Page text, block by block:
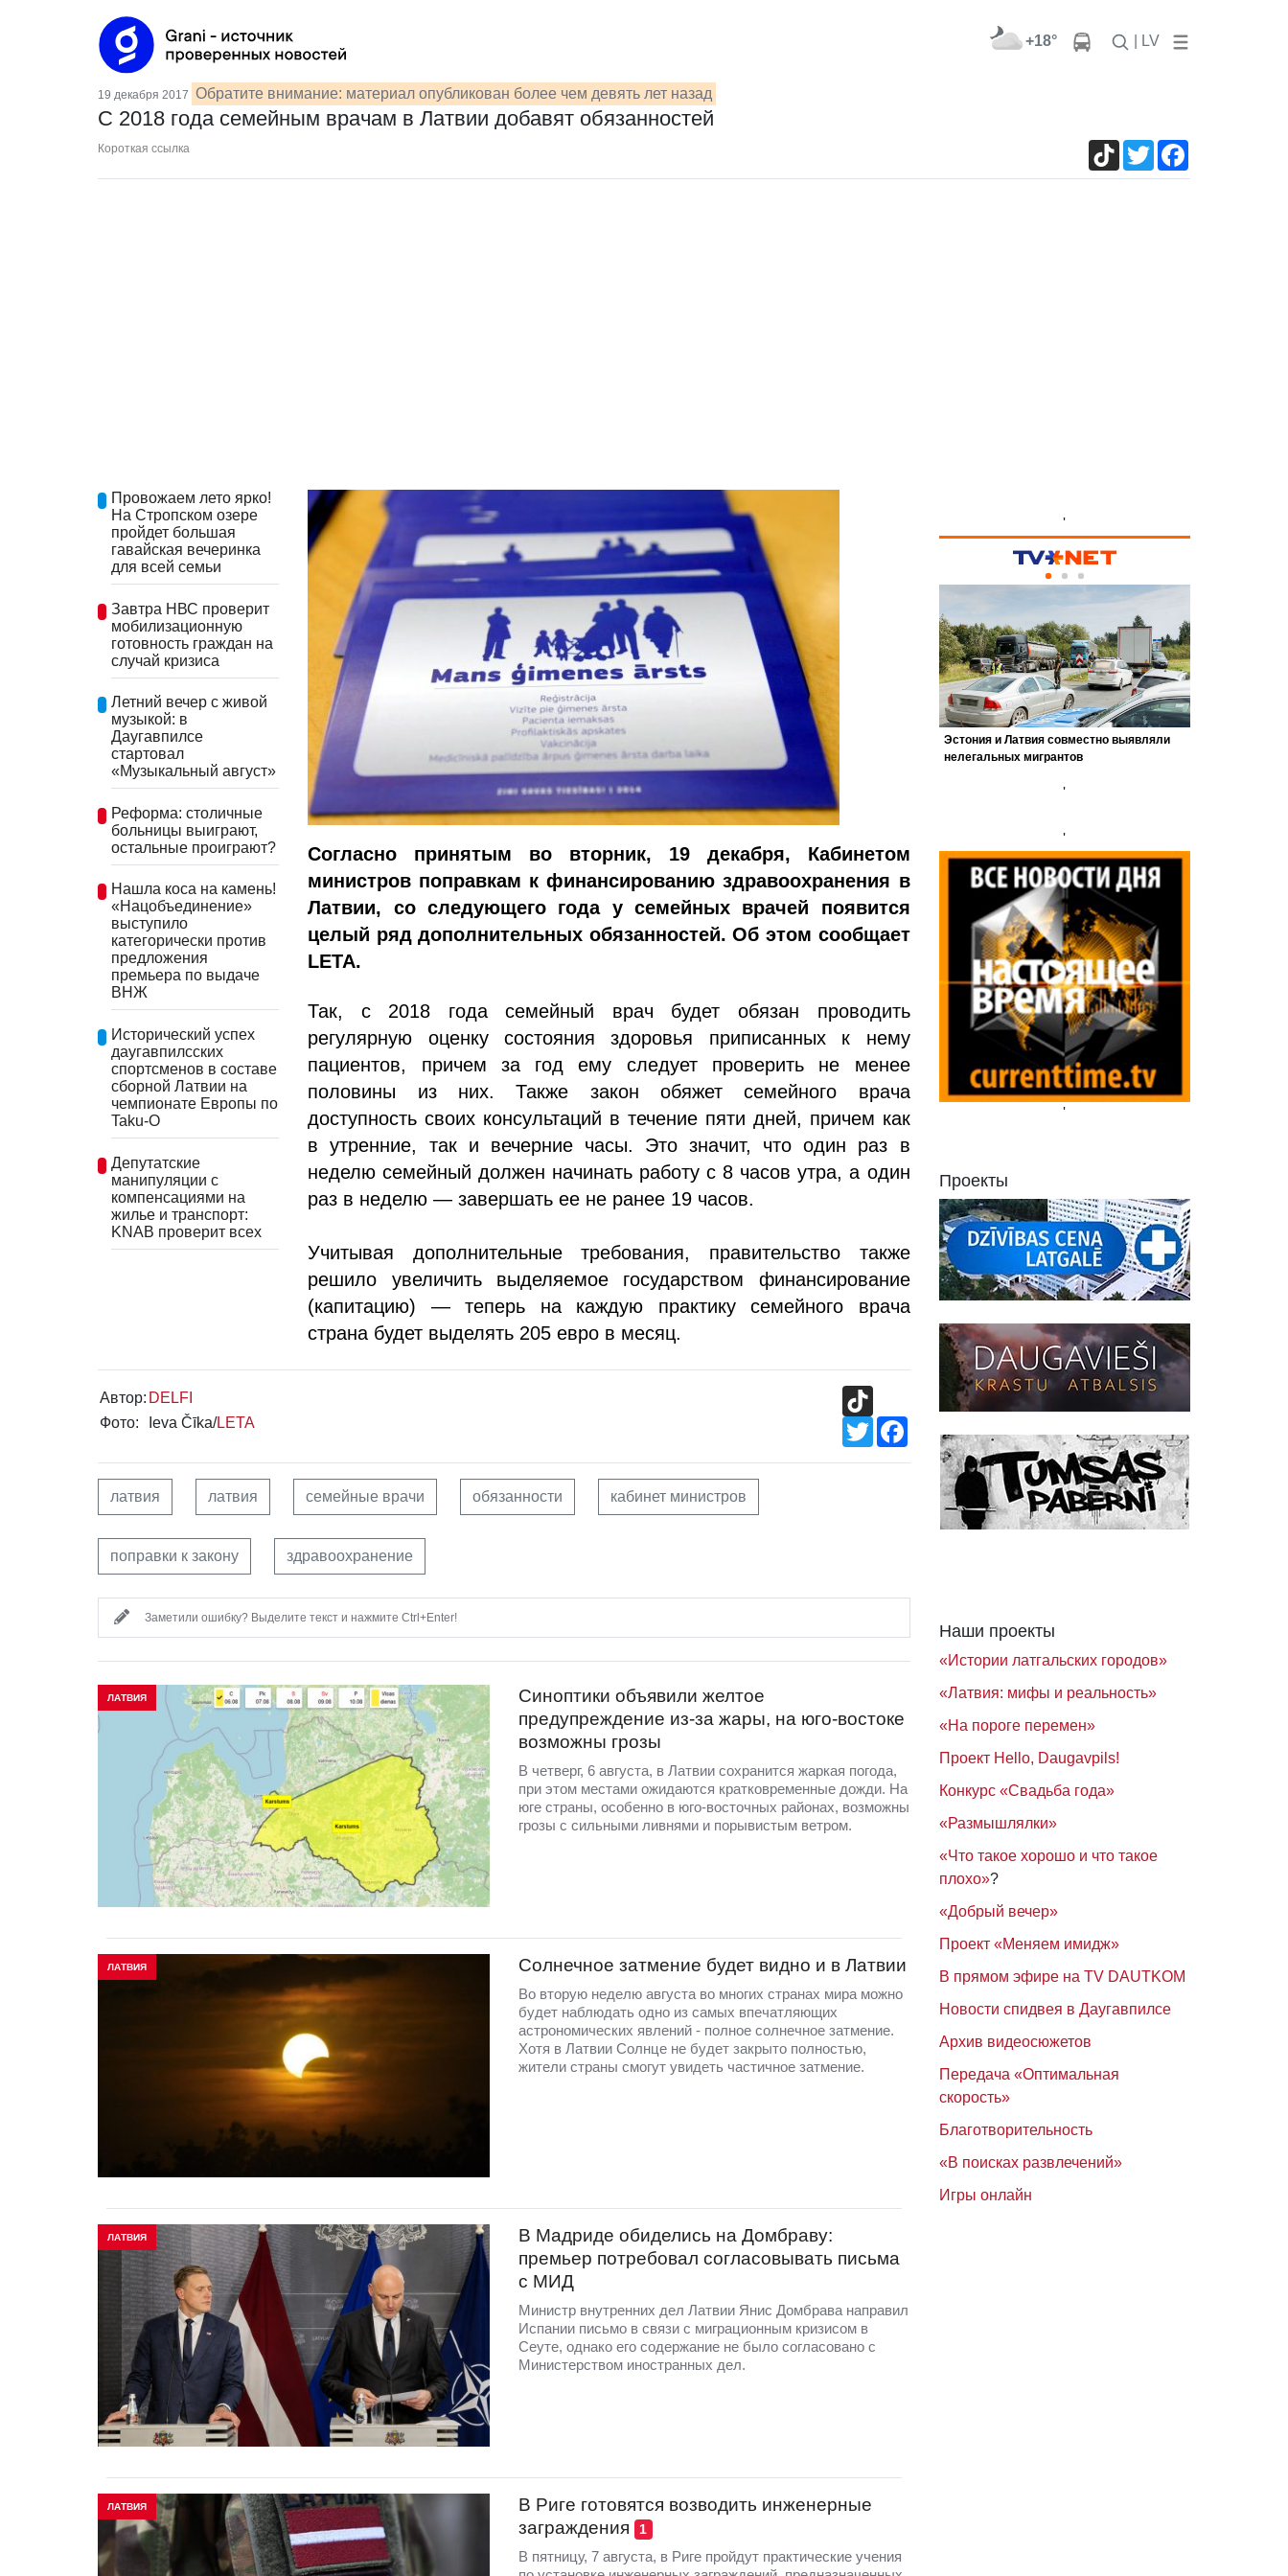
+18° | LV
19 декабря 2017 Обратите внимание: материал опубликован более чем девять лет назад
С 2018 года семейным врачам в Латвии добавят обязанностей
Короткая ссылка TikTokTwitter
Провожаем лето ярко!
На Стропском озере
пройдет большая
гавайская вечеринка
для всей семьи
Завтра НВС проверит
мобилизационную
готовность граждан на
случай кризиса
Летний вечер с живой
музыкой: в
Даугавпилсе
стартовал
«Музыкальный август»
Реформа: столичные
больницы выиграют,
остальные проиграют?
Нашла коса на камень!
«Нацобъединение»
выступило
категорически против
предложения
премьера по выдаче
ВНЖ
Исторический успех
даугавпилсских
спортсменов в составе
сборной Латвии на
чемпионате Европы по
Taku-O
Депутатские
манипуляции с
компенсациями на
жилье и транспорт:
KNAB проверит всех
Согласно принятым во вторник, 19 декабря, Кабинетом
министров поправкам к финансированию здравоохранения в
Латвии, со следующего года у семейных врачей появится
целый ряд дополнительных обязанностей. Об этом сообщает
LETA.
Так, с 2018 года семейный врач будет обязан проводить
регулярную оценку состояния здоровья приписанных к нему
пациентов, причем за год ему следует проверить не менее
половины из них. Также закон обяжет семейного врача
доступность своих консультаций в течение пяти дней, причем как
в утренние, так и вечерние часы. Это значит, что один раз в
неделю семейный должен начинать работу с 8 часов утра, а один
раз в неделю — завершать ее не ранее 19 часов.
Учитывая дополнительные требования, правительство также
решило увеличить выделяемое государством финансирование
(капитацию) — теперь на каждую практику семейного врача
страна будет выделять 205 евро в месяц.
Автор: DELFI
Фото:
Ieva Čīka/LETA
TikTok
TwitterFacebook
латвия латвия семейные врачи обязанности кабинет министров
поправки к закону здравоохранение
Заметили ошибку? Выделите текст и нажмите Ctrl+Enter!
ЛАТВИЯ
Синоптики объявили желтое
предупреждение из-за жары, на юго-востоке
возможны грозы
В четверг, 6 августа, в Латвии сохранится жаркая погода,
при этом местами ожидаются кратковременные дожди. На
юге страны, особенно в юго-восточных районах, возможны
грозы с сильными ливнями и порывистым ветром.
ЛАТВИЯ Солнечное затмение будет видно и в Латвии
Во вторую неделю августа во многих странах мира можно
будет наблюдать одно из самых впечатляющих
астрономических явлений - полное солнечное затмение.
Хотя в Латвии Солнце не будет закрыто полностью,
жители страны смогут увидеть частичное затмение.
ЛАТВИЯ
В Мадриде обиделись на Домбраву:
премьер потребовал согласовывать письма
с МИД
Министр внутренних дел Латвии Янис Домбрава направил
Испании письмо в связи с миграционным кризисом в
Сеуте, однако его содержание не было согласовано с
Министерством иностранных дел.
ЛАТВИЯ
В Риге готовятся возводить инженерные
заграждения
1
В пятницу, 7 августа, в Риге пройдут практические учения
'
'
'
'
Проекты
Наши проекты
«Истории латгальских городов»
«Латвия: мифы и реальность»
«На пороге перемен»
Проект Hello, Daugavpils!
Конкурс «Свадьба года»
«Размышлялки»
«Что такое хорошо и что такое
плохо»?
«Добрый вечер»
Проект «Меняем имидж»
В прямом эфире на TV DAUTKOM
Новости спидвея в Даугавпилсе
Архив видеосюжетов
Передача «Оптимальная
скорость»
Благотворительность
«В поисках развлечений»
Игры онлайн